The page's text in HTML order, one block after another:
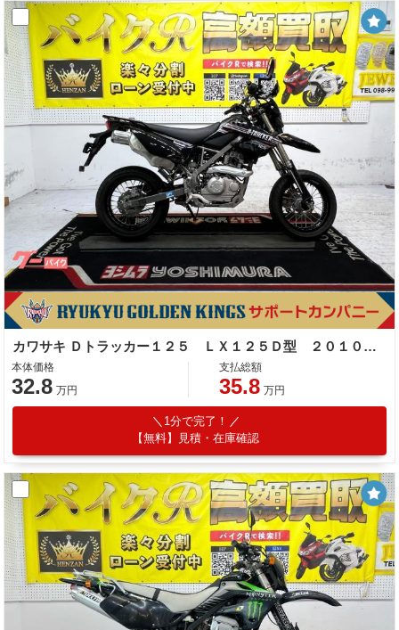
カワサキ Ｄトラッカー１２５ ＬＸ１２５Ｄ型 ２０１０年モデル 社外ナックルガード 電圧計 サブコン アルミリム 社外ハンドル
本体価格
32.8 万円
支払総額
35.8 万円
1分で完了！
【無料】見積・在庫確認